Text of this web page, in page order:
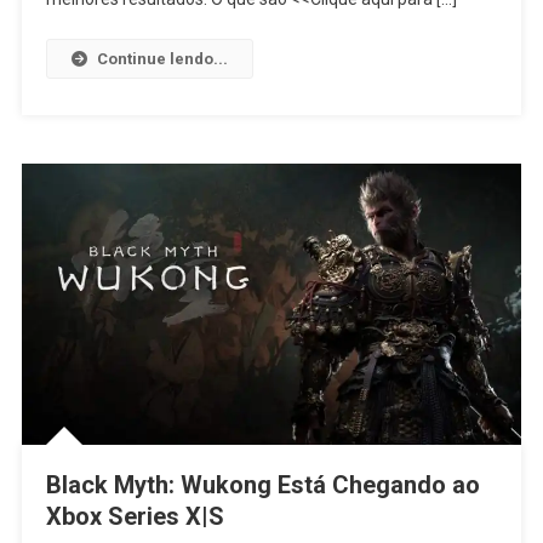
Continue lendo...
Black Myth: Wukong Está Chegando ao
Xbox Series X|S